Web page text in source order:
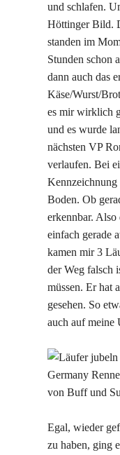
und schlafen.
Höttinger Bild.
standen im
Stunden schon
dann auch das
Käse/Wurst/
es mir wirklich
und es wurde
nächsten VP
verlaufen. Bei
Kennzeichnung
Boden. Ob
erkennbar. Also
einfach gerade
kamen mir 3
der Weg falsch
müssen. Er hat
gesehen. So
auch auf meine
Egal, wieder
zu haben, ging